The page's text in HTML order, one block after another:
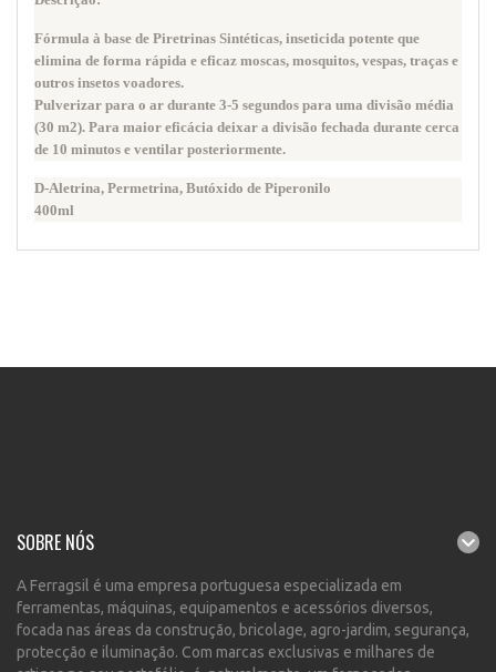
Fórmula à base de Piretrinas Sintéticas, inseticida potente que
elimina de forma rápida e eficaz moscas, mosquitos, vespas, traças e
outros insetos voadores.
Pulverizar para o ar durante 3-5 segundos para uma divisão média
(30 m2). Para maior eficácia deixar a divisão fechada durante cerca
de 10 minutos e ventilar posteriormente.
D-Aletrina, Permetrina, Butóxido de Piperonilo
400ml
SOBRE NÓS
A Ferragsil é uma empresa portuguesa especializada em
ferramentas, máquinas, equipamentos e acessórios diversos,
focada nas áreas da construção, bricolage, agro-jardim, segurança,
protecção e iluminação. Com marcas exclusivas e milhares de